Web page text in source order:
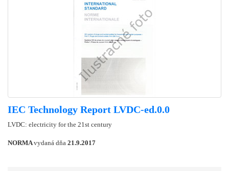
IEC Technology Report LVDC-ed.0.0
LVDC: electricity for the 21st century
NORMAvydaná dňa 21.9.2017